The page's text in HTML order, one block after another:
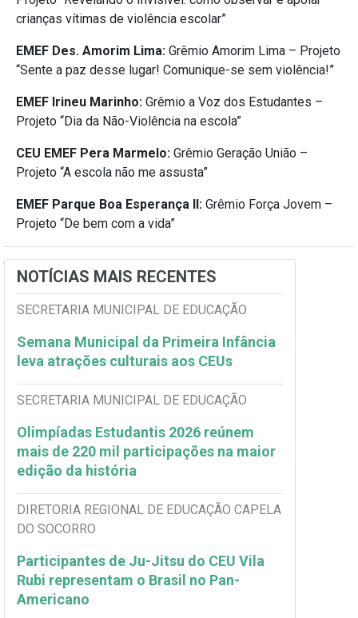
crianças vítimas de violência escolar”
EMEF Des. Amorim Lima: Grêmio Amorim Lima – Projeto
“Sente a paz desse lugar! Comunique-se sem violência!”
EMEF Irineu Marinho: Grêmio a Voz dos Estudantes –
Projeto “Dia da Não-Violência na escola”
CEU EMEF Pera Marmelo: Grêmio Geração União –
Projeto “A escola não me assusta”
EMEF Parque Boa Esperança II: Grêmio Força Jovem –
Projeto “De bem com a vida”
NOTÍCIAS MAIS RECENTES
SECRETARIA MUNICIPAL DE EDUCAÇÃO
Semana Municipal da Primeira Infância
leva atrações culturais aos CEUs
SECRETARIA MUNICIPAL DE EDUCAÇÃO
Olimpíadas Estudantis 2026 reúnem
mais de 220 mil participações na maior
edição da história
DIRETORIA REGIONAL DE EDUCAÇÃO CAPELA
DO SOCORRO
Participantes de Ju-Jitsu do CEU Vila
Rubi representam o Brasil no Pan-
Americano